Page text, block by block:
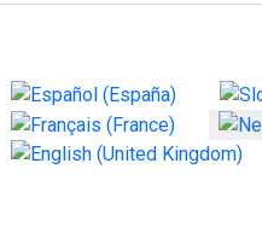
Selecteer de taal